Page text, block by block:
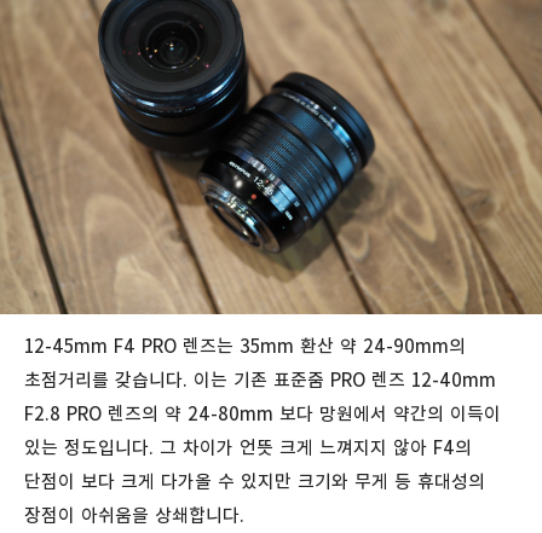
12-45mm F4 PRO 렌즈는 35mm 환산 약 24-90mm의
초점거리를 갖습니다. 이는 기존 표준줌 PRO 렌즈 12-40mm
F2.8 PRO 렌즈의 약 24-80mm 보다 망원에서 약간의 이득이
있는 정도입니다. 그 차이가 언뜻 크게 느껴지지 않아 F4의
단점이 보다 크게 다가올 수 있지만 크기와 무게 등 휴대성의
장점이 아쉬움을 상쇄합니다.